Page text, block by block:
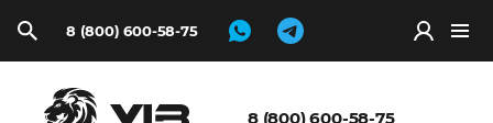
8 (800) 600-58-75
8 (800) 600-58-75
Запросить
расчёт